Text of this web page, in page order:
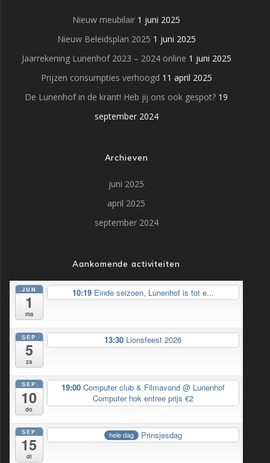
Nieuw meubilair 1 juni 2025
Nieuw Beleidsplan 2025 1 juni 2025
Jaarrekening Lunenhof 2023 – 2024 online 1 juni 2025
Prijzen consumpties verhoogd 11 april 2025
De Lunenhof in de krant! Heb jij ons ook gespot? 19
september 2024
Archieven
juni 2025
april 2025
september 2024
Aankomende activiteiten
JUN
1
ma
10:19 Einde seizoen, Lunenhof is tot e...
SEP
5
za
13:30 Lionsfeest 2026
SEP
10
do
19:00 Computer club & Filmavond @ Lunenhof
Computer hok entree prijs €2
SEP
15
di
hele dag Prinsjesdag